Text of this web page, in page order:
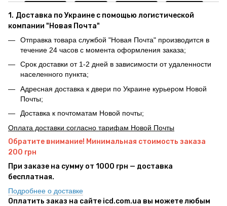
1. Доставка по Украине с помощью логистической
компании "Новая Почта"
Отправка товара службой "Новая Почта" производится в
течение 24 часов с момента оформления заказа;
Срок доставки от 1-2 дней в зависимости от удаленности
населенного пункта;
Адресная доставка к двери по Украине курьером Новой
Почты;
Доставка к почтоматам Новой почты;
Оплата доставки согласно тарифам Новой Почты
Обратите внимание! Минимальная стоимость заказа
200 грн
При заказе на сумму от 1000 грн — доставка
бесплатная.
Подробнее о доставке
Оплатить заказ на сайте icd.com.ua вы можете любым